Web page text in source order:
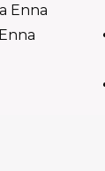
Enna